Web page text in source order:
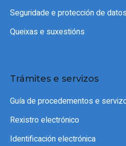
Seguridade e protección de datos
Queixas e suxestións
Trámites e servizos
Guía de procedementos e
Rexistro electrónico
Identificación electrónica